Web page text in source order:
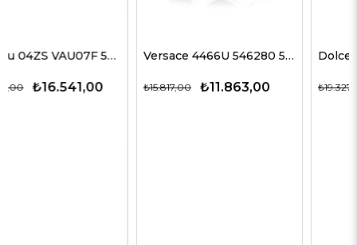
Versace 4466U 546280 54 G Kadın Güneş Gözlükleri
₺11.863,00
₺15.817,00
Dolce Gabbana 4469 501/87 59 G Kadın Güneş Gözlükleri
₺12.563,00
₺19.327,00